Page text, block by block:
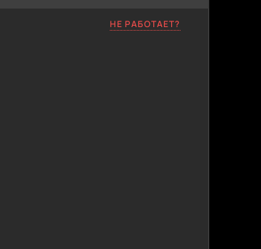
НЕ РАБОТАЕТ?